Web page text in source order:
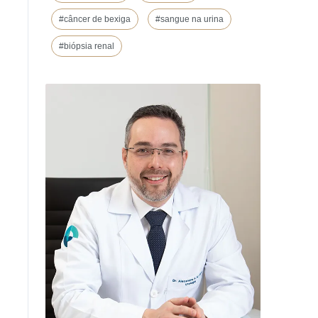
#câncer de bexiga #sangue na urina
#biópsia renal